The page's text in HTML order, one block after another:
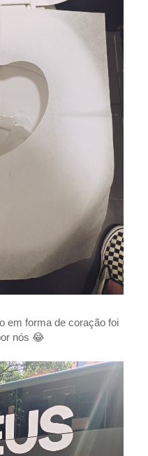
em forma de coração foi
nós 😂